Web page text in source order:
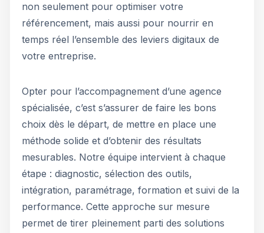
non seulement pour optimiser votre
référencement, mais aussi pour nourrir en
temps réel l’ensemble des leviers digitaux de
votre entreprise.
Opter pour l’accompagnement d’une agence
spécialisée, c’est s’assurer de faire les bons
choix dès le départ, de mettre en place une
méthode solide et d’obtenir des résultats
mesurables. Notre équipe intervient à chaque
étape : diagnostic, sélection des outils,
intégration, paramétrage, formation et suivi de la
performance. Cette approche sur mesure
permet de tirer pleinement parti des solutions